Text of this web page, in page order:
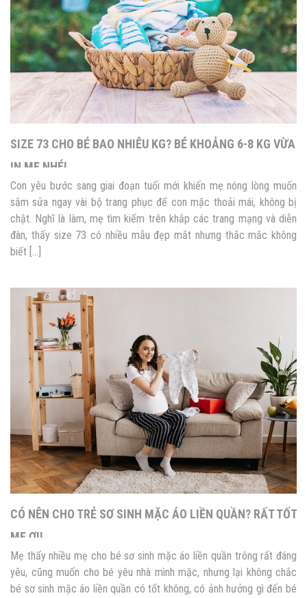
SIZE 73 CHO BÉ BAO NHIÊU KG? BÉ KHOẢNG 6-8 KG VỪA
IN MẸ NHÉ!
Con yêu bước sang giai đoạn tuổi mới khiến mẹ nóng lòng muốn
sắm sửa ngay vài bộ trang phục để con mặc thoải mái, không bị
chật. Nghĩ là làm, mẹ tìm kiếm trên khắp các trang mạng và diễn
đàn, thấy size 73 có nhiều mẫu đẹp mắt nhưng thắc mắc không
biết […]
CÓ NÊN CHO TRẺ SƠ SINH MẶC ÁO LIỀN QUẦN? RẤT TỐT
MẸ ƠI!
Mẹ thấy nhiều mẹ cho bé sơ sinh mặc áo liền quần trông rất đáng
yêu, cũng muốn cho bé yêu nhà mình mặc, nhưng lại không chắc
bé sơ sinh mặc áo liền quần có tốt không, có ảnh hưởng gì đến bé